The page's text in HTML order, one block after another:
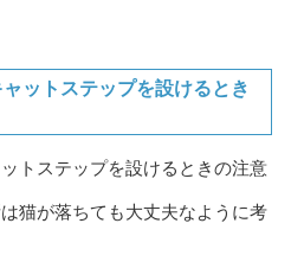
ットステップを設けるとき
トステップを設けるときの注意
猫が落ちても大丈夫なように考